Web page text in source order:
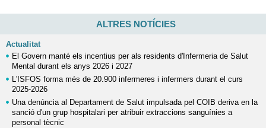
ALTRES NOTÍCIES
Actualitat
El Govern manté els incentius per als residents d'Infermeria de Salut
Mental durant els anys 2026 i 2027
L'ISFOS forma més de 20.900 infermeres i infermers durant el curs
2025-2026
Una denúncia al Departament de Salut impulsada pel COIB deriva en la
sanció d'un grup hospitalari per atribuir extraccions sanguínies a
personal tècnic